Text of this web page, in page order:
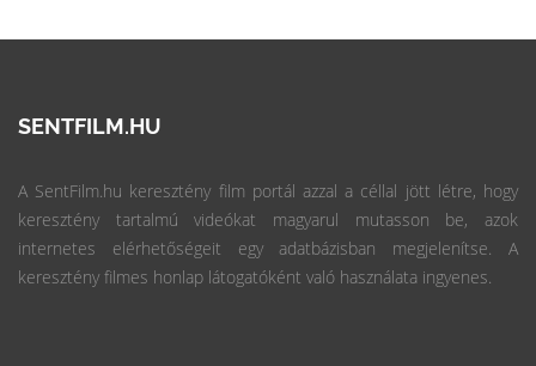
SENTFILM.HU
A SentFilm.hu keresztény film portál azzal a céllal jött létre, hogy
keresztény tartalmú videókat magyarul mutasson be, azok
internetes elérhetőségeit egy adatbázisban megjelenítse. A
keresztény filmes honlap látogatóként való használata ingyenes.